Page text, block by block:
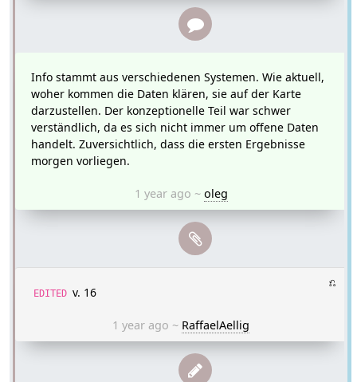
Info stammt aus verschiedenen Systemen. Wie aktuell,
woher kommen die Daten klären, sie auf der Karte
darzustellen. Der konzeptionelle Teil war schwer
verständlich, da es sich nicht immer um offene Daten
handelt. Zuversichtlich, dass die ersten Ergebnisse
morgen vorliegen.
1 year ago ~ oleg
⎌
EDITED v. 16
1 year ago ~ RaffaelAellig